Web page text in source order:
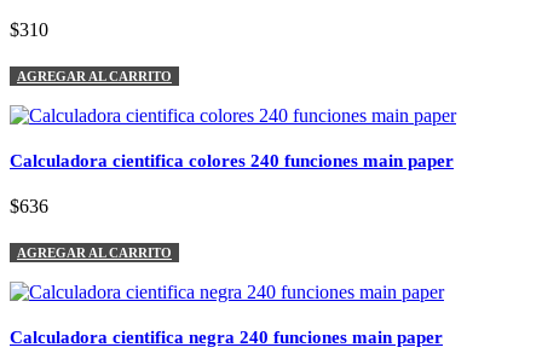
$310
AGREGAR AL CARRITO
Calculadora cientifica colores 240 funciones main paper
$636
AGREGAR AL CARRITO
Calculadora cientifica negra 240 funciones main paper